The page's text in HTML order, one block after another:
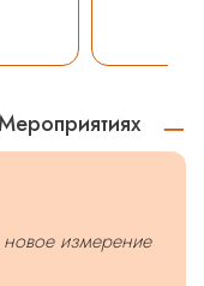
новое измерение